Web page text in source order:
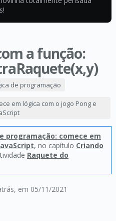
a função:
, em 05/11/2021
de programação
em lógica com o jogo Pong e
programação: comece em
, no capítulo Criando
Raquete do